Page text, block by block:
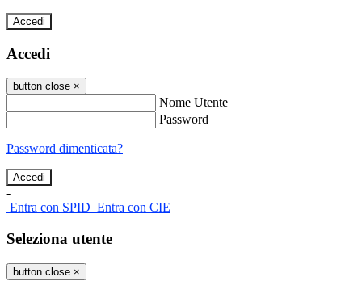
Accedi
Accedi
button close ×
Nome Utente
Password
Password dimenticata?
-
Entra con SPID Entra con CIE
Seleziona utente
button close ×